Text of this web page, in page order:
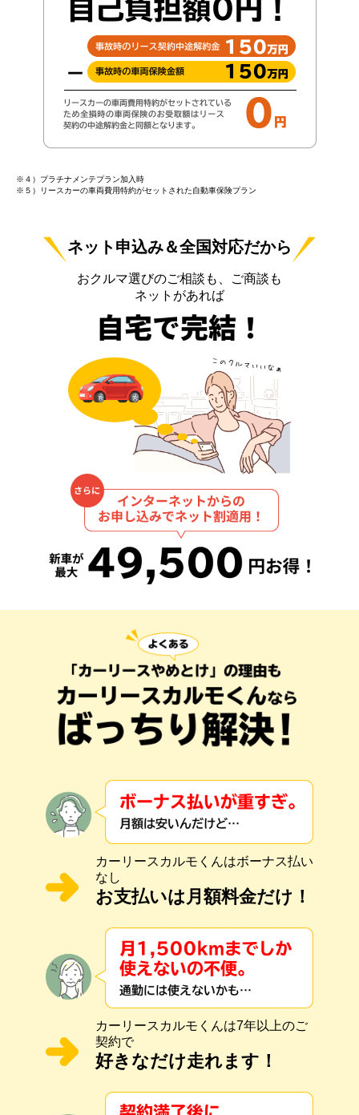
※４）プラチナメンテプラン加入時
※５）リースカーの車両費用特約がセットされた自動車保険プラン
ネット申込み＆全国対応だから
おクルマ選びのご相談も、ご商談も
ネットがあれば
カーリースカルモくんはボーナス払い
なし
お支払いは月額料金だけ！
カーリースカルモくんは7年以上のご
契約で
好きなだけ走れます！